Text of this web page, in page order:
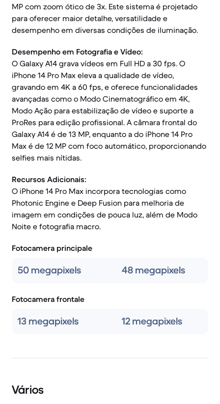
MP com zoom ótico de 3x. Este sistema é projetado
para oferecer maior detalhe, versatilidade e
desempenho em diversas condições de iluminação.
Desempenho em Fotografia e Vídeo:
O Galaxy A14 grava vídeos em Full HD a 30 fps. O
iPhone 14 Pro Max eleva a qualidade de vídeo,
gravando em 4K a 60 fps, e oferece funcionalidades
avançadas como o Modo Cinematográfico em 4K,
Modo Ação para estabilização de vídeo e suporte a
ProRes para edição profissional. A câmara frontal do
Galaxy A14 é de 13 MP, enquanto a do iPhone 14 Pro
Max é de 12 MP com foco automático, proporcionando
selfies mais nítidas.
Recursos Adicionais:
O iPhone 14 Pro Max incorpora tecnologias como
Photonic Engine e Deep Fusion para melhoria de
imagem em condições de pouca luz, além de Modo
Noite e fotografia macro.
Fotocamera principale
50 megapixels 48 megapixels
Fotocamera frontale
13 megapixels 12 megapixels
Vários